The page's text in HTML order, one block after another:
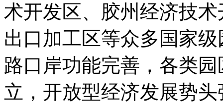
术开发区、胶州经济技
出口加工区等众多国家
路口岸功能完善，各类
立，开放型经济发展势头